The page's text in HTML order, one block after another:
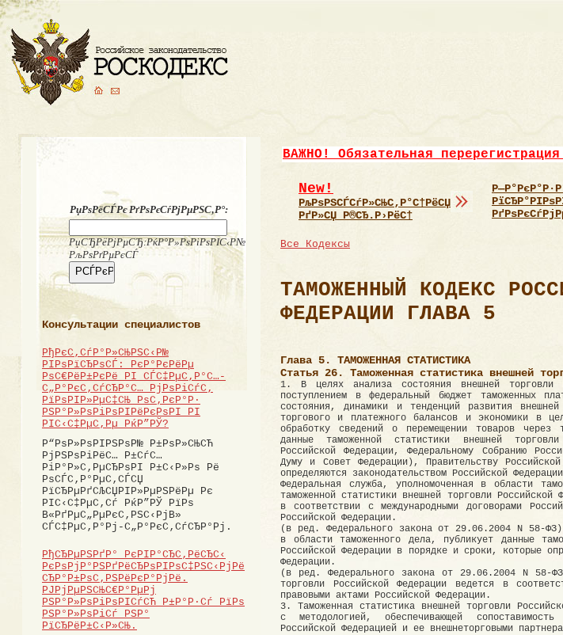
РџРѕРёСЃРє РґРѕРєСѓРјРµРЅС‚Р°:
РџСЂРёРјРµСЂ:РќР°Р»РѕРіРѕРІС‹Р№
РљРѕРґРµРєСЃ
Консультации специалистов
РђРєС‚СѓР°Р»СЊРЅС‹Р№
РІРѕРїСЂРѕСЃ: РєР°РєРёРµ
РѕС€РёР±РєРё РІ СЃС‡РµС‚Р°С…-
С„Р°РєС‚СѓСЂР°С… РјРѕРіСѓС‚
РїРѕРІР»РµС‡СЊ РѕС‚РєР°Р·
РЅР°Р»РѕРіРѕРІРёРєРѕРІ РІ
РІС‹С‡РµС‚Рµ РќР”РЎ?
Р“РѕР»РѕРІРЅРѕР№ Р±РѕР»СЊСЋ
РјРЅРѕРіРёС… Р±СѓС…
РіР°Р»С‚РµСЂРѕРІ Р±С‹Р»Рѕ Рё
РѕСЃС‚Р°РµС‚СЃСЏ
РїСЂРµРґСЉСЏРІР»РµРЅРёРµ Рє
РІС‹С‡РµС‚Сѓ РќР”РЎ РїРѕ
В«РґРµС„РµРєС‚РЅС‹РјВ»
СЃС‡РµС‚Р°Рј-С„Р°РєС‚СѓСЂР°Рј.
РђСЂРµРЅРґР° РєРІР°СЂС‚РёСЂС‹
РєРѕРјР°РЅРґРёСЂРѕРІРѕС‡РЅС‹РјРё
СЂР°Р±РѕС‚РЅРёРєР°РјРё.
РЈРјРµРЅСЊС€Р°РµРј
РЅР°Р»РѕРіРѕРІСѓСЋ Р±Р°Р·Сѓ РїРѕ
РЅР°Р»РѕРіСѓ РЅР°
РїСЂРёР±С‹Р»СЊ.
ВАЖНО! Обязательная
New!
РљРѕРЅСЃСѓР»СЊС‚Р°С†РёСЏ
РґР»СЏ Р®СЂ.Р›РёС†
Все Кодексы
ТАМОЖЕННЫЙ КОДЕКС
ФЕДЕРАЦИИ ГЛАВА 5
Глава 5. ТАМОЖЕННАЯ СТАТИСТИКА
Статья 26. Таможенная статистика внешней
1. В целях анализа состояния внешней торговли
поступлением в федеральный бюджет таможенных
состояния, динамики и тенденций развития
торгового и платежного балансов и экономики в
обработку сведений о перемещении товаров через
данные таможенной статистики внешней
Российской Федерации, Федеральному Собранию
Думу и Совет Федерации), Правительству
определяются законодательством Российской
Федеральная служба, уполномоченная в области
таможенной статистики внешней торговли Российской
в соответствии с международными договорами
Российской Федерации.
(в ред. Федерального закона от 29.06.2004 N 58-ФЗ)
в области таможенного дела, публикует данные
Российской Федерации в порядке и сроки, которые
Федерации.
(в ред. Федерального закона от 29.06.2004 N 58-
торговли Российской Федерации ведется в
правовыми актами Российской Федерации.
3. Таможенная статистика внешней торговли
с методологией, обеспечивающей
Российской Федерацией и ее внешнеторговыми